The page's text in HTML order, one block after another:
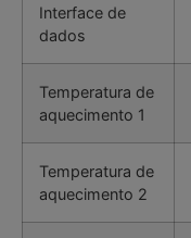
Interface de
dados
Temperatura de
aquecimento 1
Temperatura de
aquecimento 2